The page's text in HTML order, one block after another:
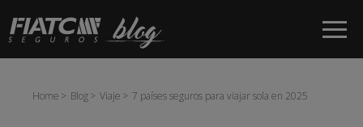
Saltar al contenido principal
Home Blog Viaje 7 países seguros para viajar sola en 2025